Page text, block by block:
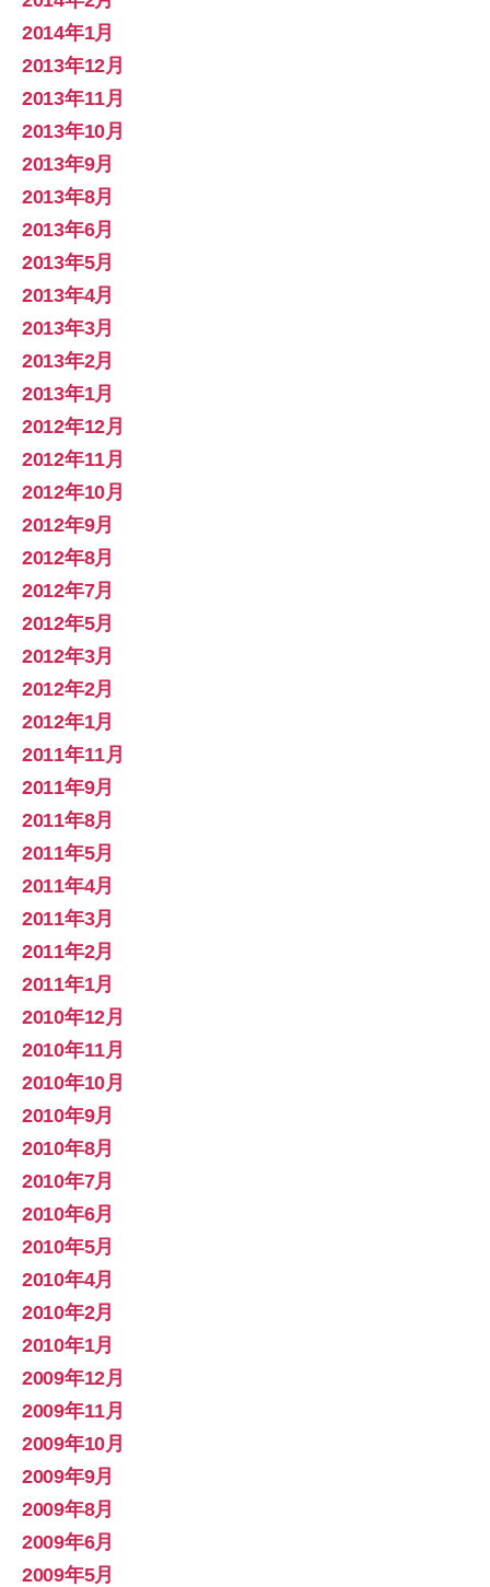
2014年1月
2013年12月
2013年11月
2013年10月
2013年9月
2013年8月
2013年6月
2013年5月
2013年4月
2013年3月
2013年2月
2013年1月
2012年12月
2012年11月
2012年10月
2012年9月
2012年8月
2012年7月
2012年5月
2012年3月
2012年2月
2012年1月
2011年11月
2011年9月
2011年8月
2011年5月
2011年4月
2011年3月
2011年2月
2011年1月
2010年12月
2010年11月
2010年10月
2010年9月
2010年8月
2010年7月
2010年6月
2010年5月
2010年4月
2010年2月
2010年1月
2009年12月
2009年11月
2009年10月
2009年9月
2009年8月
2009年6月
2009年5月